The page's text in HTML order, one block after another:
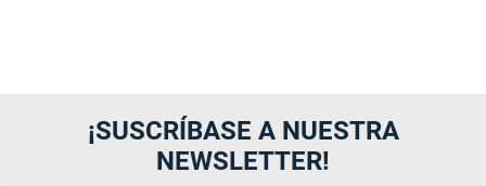
¡SUSCRÍBASE A NUESTRA
NEWSLETTER!